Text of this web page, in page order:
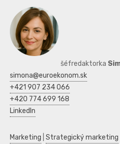
šéfredaktorka
simona@euroekonom.sk
+421 907 234 066
+420 774 699 168
LinkedIn
Marketing Strategický marketing